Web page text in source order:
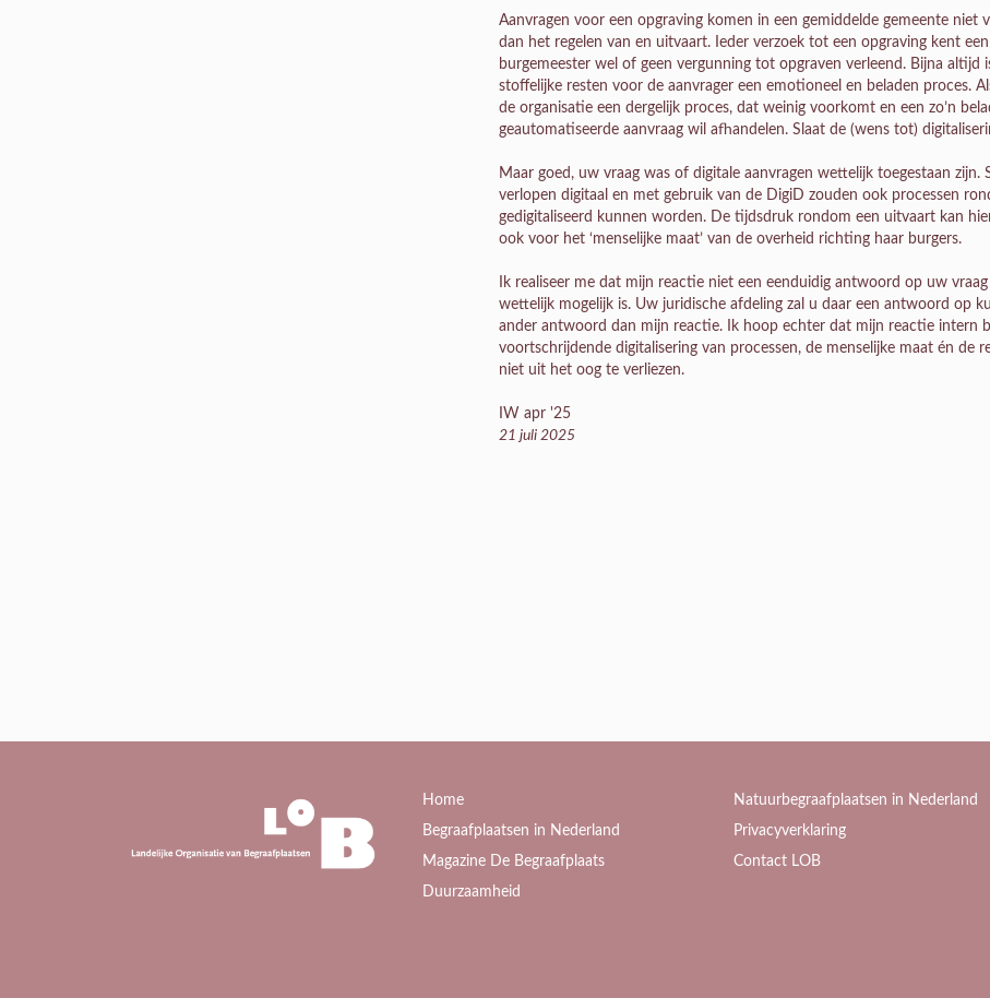
Aanvragen voor een opgraving komen in een gemiddelde gemeente
dan het regelen van en uitvaart. Ieder verzoek tot een opgraving kent
burgemeester wel of geen vergunning tot opgraven verleend. Bijna altijd
stoffelijke resten voor de aanvrager een emotioneel en beladen proces.
de organisatie een dergelijk proces, dat weinig voorkomt en een zo’n
geautomatiseerde aanvraag wil afhandelen. Slaat de (wens tot)
Maar goed, uw vraag was of digitale aanvragen wettelijk toegestaan
verlopen digitaal en met gebruik van de DigiD zouden ook processen
gedigitaliseerd kunnen worden. De tijdsdruk rondom een uitvaart kan
ook voor het ‘menselijke maat’ van de overheid richting haar burgers.
Ik realiseer me dat mijn reactie niet een eenduidig antwoord op uw
wettelijk mogelijk is. Uw juridische afdeling zal u daar een antwoord op
ander antwoord dan mijn reactie. Ik hoop echter dat mijn reactie intern
voortschrijdende digitalisering van processen, de menselijke maat én de
niet uit het oog te verliezen.
IW apr '25
21 juli 2025
Home
Begraafplaatsen in Nederland
Magazine De Begraafplaats
Duurzaamheid
Natuurbegraafplaatsen in Nederland
Privacyverklaring
Contact LOB